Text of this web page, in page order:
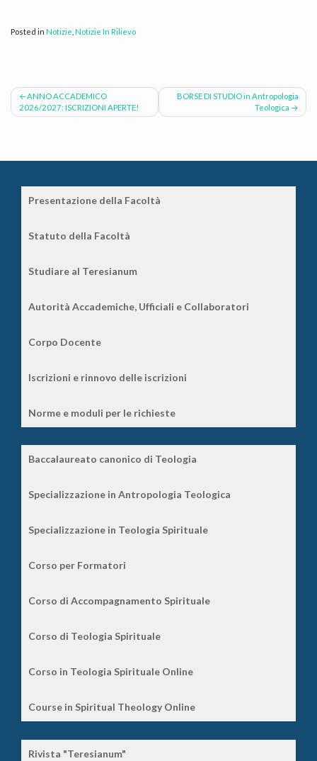
Posted in Notizie Notizie In Rilievo
Navigazione
articoli
ANNO ACCADEMICO
2026/2027: ISCRIZIONI APERTE!
BORSE DI STUDIO in Antropologia
Teologica
Presentazione della Facoltà
Statuto della Facoltà
Studiare al Teresianum
Autorità Accademiche, Ufficiali e Collaboratori
Corpo Docente
Iscrizioni e rinnovo delle iscrizioni
Norme e moduli per le richieste
Baccalaureato canonico di Teologia
Specializzazione in Antropologia Teologica
Specializzazione in Teologia Spirituale
Corso per Formatori
Corso di Accompagnamento Spirituale
Corso di Teologia Spirituale
Corso in Teologia Spirituale Online
Course in Spiritual Theology Online
Rivista "Teresianum"